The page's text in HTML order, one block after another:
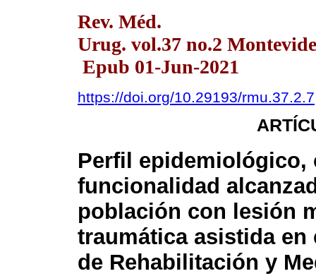
Rev. Méd.
Urug. vol.37 no.2
Epub 01-Jun-2021
https://doi.org/10.29193/rmu.37.2.7
Perfil epidemiológico,
funcionalidad
población con lesión
traumática asistida en
de Rehabilitación y